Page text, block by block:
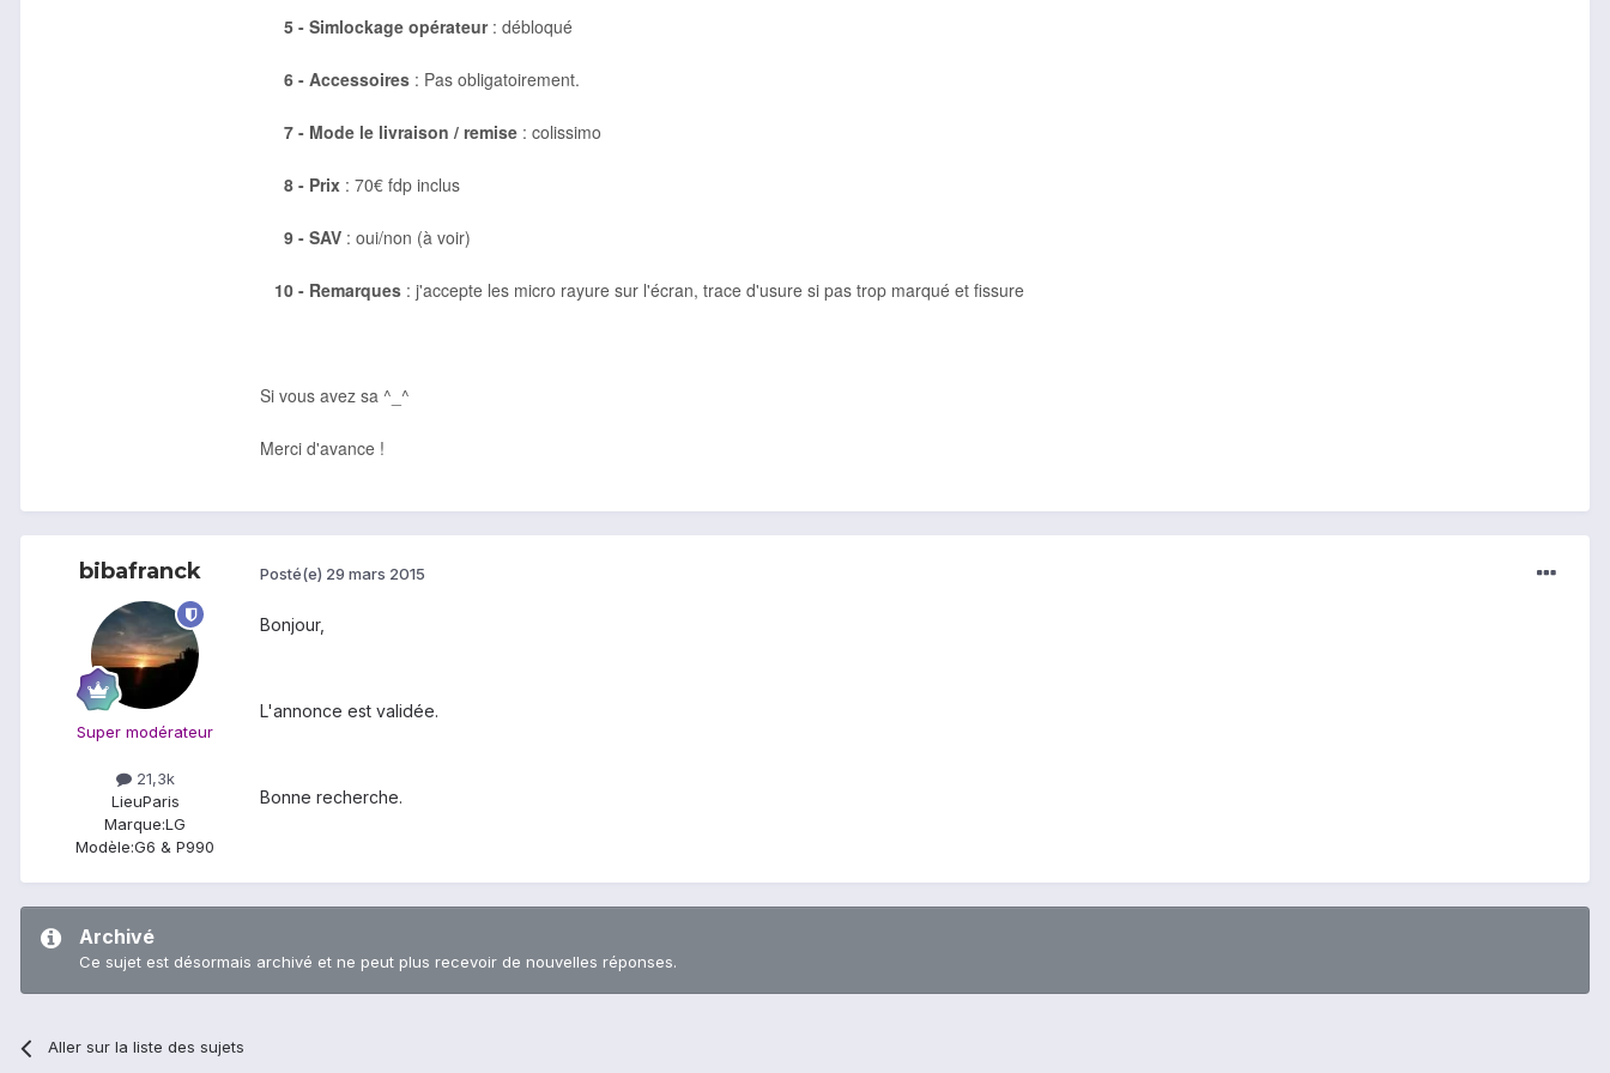
5 - Simlockage opérateur: débloqué
6 - Accessoires : Pas obligatoirement.
7 - Mode le livraison / remise : colissimo
8 - Prix : 70€ fdp inclus
9 - SAV : oui/non (à voir)
10 - Remarques : j'accepte les micro rayure sur l'écran, trace d'usure si pas trop marqué et fissure
Si vous avez sa ^_^
Merci d'avance !
bibafranck
Super modérateur
21,3k
LieuParis
Marque:LG
Modèle:G6 & P990
Posté(e) 29 mars 2015
Bonjour,
L'annonce est validée.
Bonne recherche.
Archivé
Ce sujet est désormais archivé et ne peut plus recevoir de nouvelles réponses.
Aller sur la liste des sujets